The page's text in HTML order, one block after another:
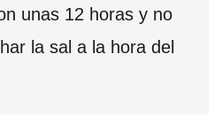
unas 12 horas y no
la sal a la hora del